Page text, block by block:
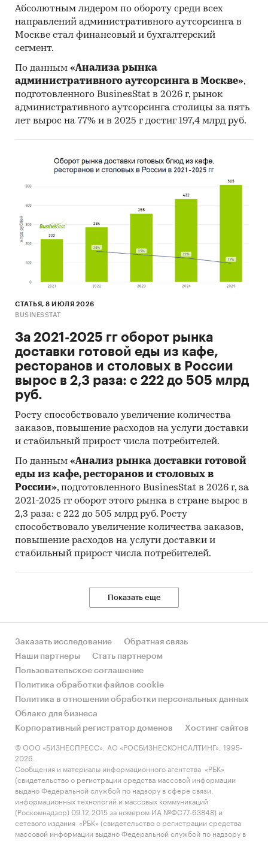
общепита (объем рынка, число ресторанов,
основные макроэкономические
показатели).
общепита (объем рынка, число ресторанов,
доля сетевых ресторанов; структура рынка
по 4 сегментам; сравнительная
характеристика основных игроков;
описание каждого из 4-х сегментов, кофеен,
завтраков).
По каждому сегменту рынка общественного
питания дан прогноз на 2008-2011 гг.
Приведены рейтинги по числу точек ведущих
операторов по каждому сегменту.
Более подробное содержание каждой части
приведено в оглавлении.
Категории:
Потребительские
Россия / Центральный федеральный округ
Москва
Абсолютным лидером по обороту среди всех
направлений административного аутсорсинга в
Москве стал финансовый и бухгалтерский
сегмент.
По данным «Анализа рынка
административного аутсорсинга в Москве»,
подготовленного BusinesStat в 2026 г, рынок
административного аутсорсинга столицы за пять
лет вырос на 77% и в 2025 г достиг 197,4 млрд руб.
СТАТЬЯ, 8 ИЮЛЯ 2026
BUSINESSTAT
За 2021-2025 гг оборот рынка
доставки готовой еды из кафе,
ресторанов и столовых в России
вырос в 2,3 раза: с 222 до 505 млрд
руб.
Росту способствовало увеличение количества
заказов, повышение расходов на услуги доставки
и стабильный прирост числа потребителей.
По данным «Анализ рынка доставки готовой
еды из кафе, ресторанов и столовых в
России», подготовленного BusinesStat в 2026 г, за
2021-2025 гг оборот этого рынка в стране вырос в
2,3 раза: с 222 до 505 млрд руб. Росту
способствовало увеличение количества заказов,
повышение расходов на услуги доставки и
стабильный прирост числа потребителей.
Показать еще
Заказать исследование
Обратная связь
Наши партнеры
Стать партнером
Пользовательское соглашение
Политика обработки файлов cookie
Политика в отношении обработки персональных данных
Облако для бизнеса
Корпоративный регистратор доменов
Хостинг сайтов
© ООО «БИЗНЕСПРЕСС», АО «РОСБИЗНЕСКОНСАЛТИНГ», 1995-
2026.
Сообщения и материалы информационного агентства «РБК»
(свидетельство о регистрации средства массовой информации
выдано Федеральной службой по надзору в сфере связи,
информационных технологий и массовых коммуникаций
(Роскомнадзор) 09.12.2015 за номером ИА №ФС77-63848) и
сетевого издания «РБК» (свидетельство о регистрации средства
массовой информации выдано Федеральной службой по надзору в